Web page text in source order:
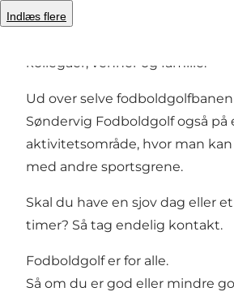
Indlæs flere
Kom og prøv de 18 baner hos
kollegaer, venner og familie.
Ud over selve
Søndervig Fodboldgolf også på
aktivitetsområde, hvor man
med andre sportsgrene.
Skal du have en sjov dag eller
timer? Så tag endelig kontakt.
Fodboldgolf er for alle.
Så om du er god eller mindre